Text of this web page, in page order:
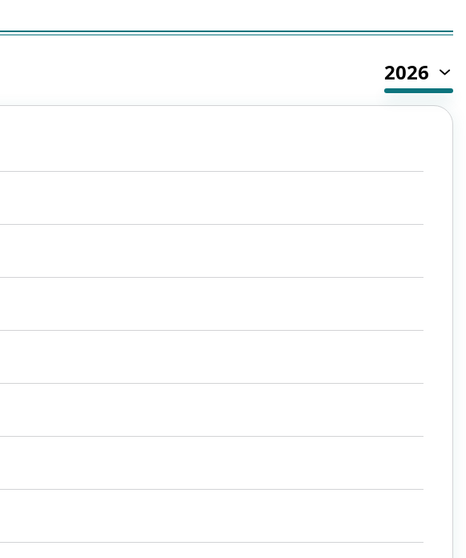
2026